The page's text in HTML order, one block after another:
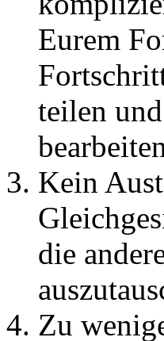
Eurem
teilen
Kein
die
Zu